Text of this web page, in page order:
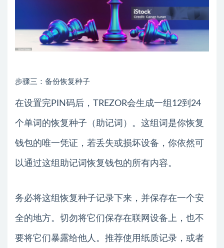
步骤三：备份恢复种子
在设置完PIN码后，TREZOR会生成一组12到24
个单词的恢复种子（助记词）。这组词是你恢复
钱包的唯一凭证，若丢失或损坏设备，你依然可
以通过这组助记词恢复钱包的所有内容。
务必将这组恢复种子记录下来，并保存在一个安
全的地方。切勿将它们保存在联网设备上，也不
要将它们暴露给他人。推荐使用纸质记录，或者